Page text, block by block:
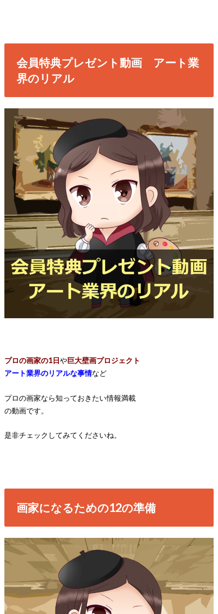
会員特典プレゼント動画 アート業
界のリアル
プロの画家の1日や巨大壁画プロジェクト
アート業界のリアルな事情など
プロの画家なら知っておきたい情報満載
の動画です。
是非チェックしてみてくださいね。
画家になるための12の準備